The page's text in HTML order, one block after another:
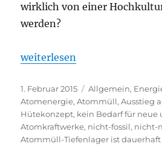
wirklich von einer
werden?
„Nur kein Atommüll-
weiterlesen
Veröffentlicht
am
1. Februar 2015 Kategorien
Allgemein,
Atomenergie,Atommüll,Ausstieg
Hütekonzept, kein Bedarf für neue
Atomkraftwerke, nicht-fossil, nicht-
Atommüll-Tiefenlager ist